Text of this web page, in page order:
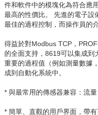
件和軟件中的模塊化為符合應
最高的性價比。
先進的電子設
最佳的過程控制，而操作員的
得益於對Modbus TCP，
的全面支持， 8619可以集成到
重要的過程值（例如測量數據
成到自動化系統中。
* 與最常用的傳感器兼容：流量
* 簡單、直觀的用戶界面，帶